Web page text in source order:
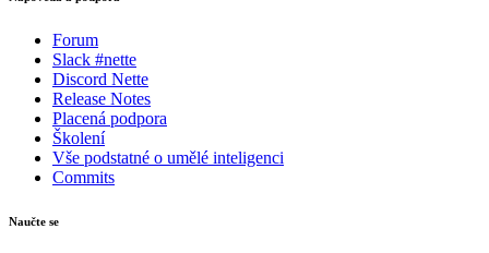
Forum
Slack #nette
Discord Nette
Release Notes
Placená podpora
Školení
Vše podstatné o umělé inteligenci
Commits
Naučte se